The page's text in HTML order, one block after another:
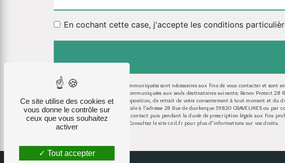
En cochant cette case, j'accepte les conditions
** Les données personnelles communiquées sont nécessaires aux fins de vous contacter et
Les données collectées seront communiquées aux seuls destinataires suivants: Renov Protect
portabilité, de limitation, d’opposition, de retrait de votre consentement à tout moment et du
exercer ces droits par voie postale à l'adresse 28 Rue de dunkerque 59820 GRAVELINES ou
pendant la période de prise de contact puis pendant la durée de prescription légale aux fins
cette adresse:
Bloctel.gouv.fr . Consultez le site cnil.fr pour plus d’informations sur vos droits.
Ce site utilise des cookies et
vous donne le contrôle sur
ceux que vous souhaitez
activer
Tout accepter